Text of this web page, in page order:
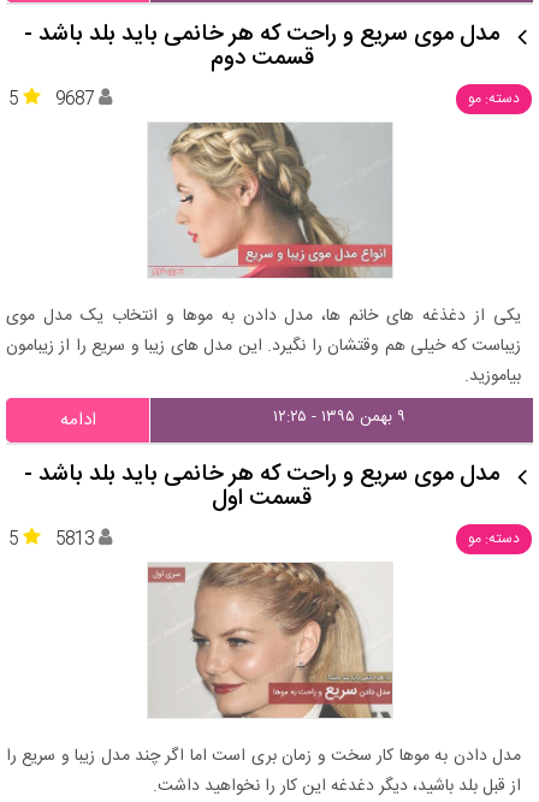
مدل موی سریع و راحت که هر خانمی باید بلد باشد -
قسمت دوم
دسته: مو 5 9687
یکی از دغذغه های خانم ها، مدل دادن به موها و انتخاب یک مدل موی
زیباست که خیلی هم وقتشان را نگیرد. این مدل های زیبا و سریع را از زیبامون
بیاموزید.
۹ بهمن ۱۳۹۵ - ۱۲:۲۵ ادامه
مدل موی سریع و راحت که هر خانمی باید بلد باشد -
قسمت اول
دسته: مو 5 5813
مدل دادن به موها کار سخت و زمان بری است اما اگر چند مدل زیبا و سریع را
از قبل بلد باشید، دیگر دغدغه این کار را نخواهید داشت.